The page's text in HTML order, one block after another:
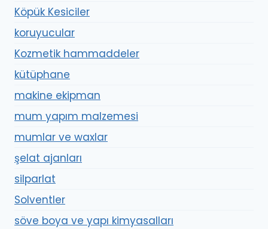
Köpük Kesiciler
koruyucular
Kozmetik hammaddeler
kütüphane
makine ekipman
mum yapım malzemesi
mumlar ve waxlar
şelat ajanları
silparlat
Solventler
söve boya ve yapı kimyasalları